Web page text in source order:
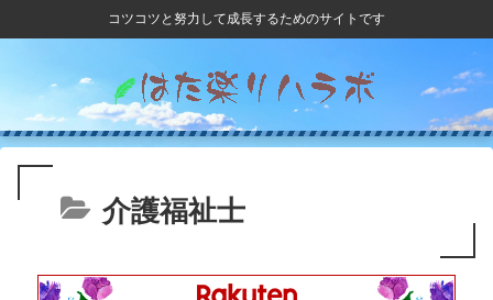
コツコツと努力して成長するためのサイトです
介護福祉士